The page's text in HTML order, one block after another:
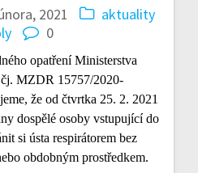
2021
aktuality
0
opatření Ministerstva
MZDR 15757/2020-
že od čtvrtka 25. 2. 2021
dospělé osoby vstupující do
si ústa respirátorem bez
obdobným prostředkem.